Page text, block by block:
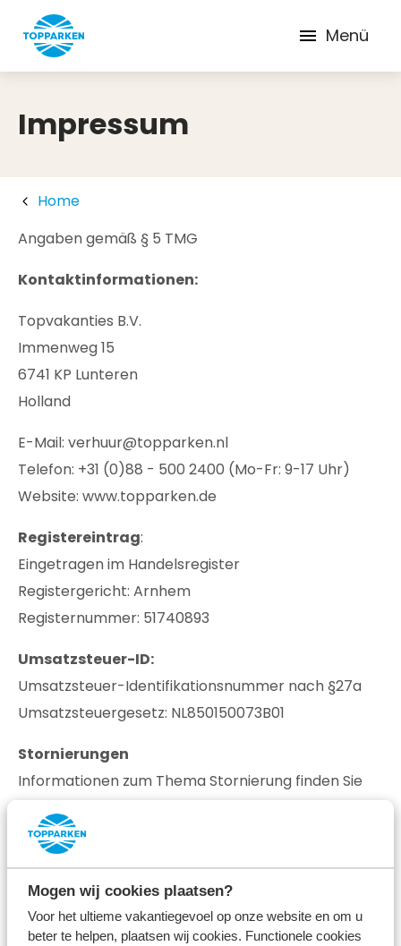
Mogen wij cookies plaatsen?
Voor het ultieme vakantiegevoel op onze website en om u
beter te helpen, plaatsen wij cookies. Functionele cookies
Menü
Impressum
Home
Angaben gemäß § 5 TMG
Kontaktinformationen:
Topvakanties B.V.
Immenweg 15
6741 KP Lunteren
Holland
E-Mail: verhuur@topparken.nl
Telefon: +31 (0)88 - 500 2400 (Mo-Fr: 9-17 Uhr)
Website: www.topparken.de
Registereintrag:
Eingetragen im Handelsregister
Registergericht: Arnhem
Registernummer: 51740893
Umsatzsteuer-ID:
Umsatzsteuer-Identifikationsnummer nach §27a
Umsatzsteuergesetz: NL850150073B01
Stornierungen
Informationen zum Thema Stornierung finden Sie
Hinweis zu § 36 VSBG
Wir nehmen nicht an Streitbeilegungsverfahren vor
einer Verbraucherschlichtungsstelle teil und sind
dazu auch nicht verpflichtet.